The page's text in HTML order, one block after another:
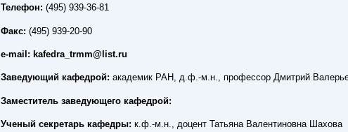
Телефон: (495) 939-36-81
Факс: (495) 939-20-90
e-mail: kafedra_trmm@list.ru
Заведующий кафедрой: академик РАН, д.ф.-м.н., профессор Дмитрий
Заместитель заведующего кафедрой:
Ученый секретарь кафедры: к.ф.-м.н., доцент Татьяна Валентиновна Шахова